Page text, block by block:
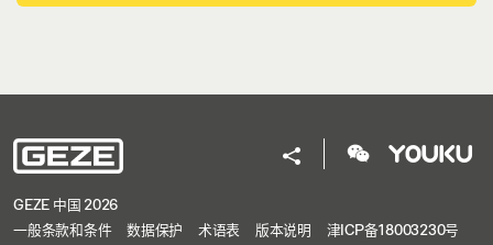
GEZE 中国 2026
一般条款和条件
数据保护 术语表 版本说明
津ICP备18003230号